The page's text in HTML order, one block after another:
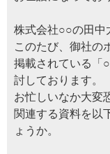
株式会社○○の田中
このたび、御社の
掲載されている「
討しております。
お忙しいなか大変
関連する資料を以
ょうか。